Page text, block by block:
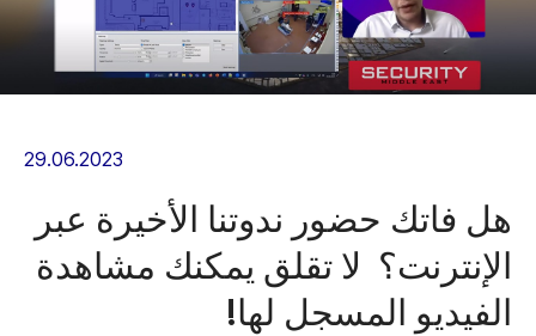
29.06.2023
هل فاتك حضور ندوتنا الأخيرة عبر
الإنترنت؟ لا تقلق يمكنك مشاهدة
الفيديو المسجل لها!